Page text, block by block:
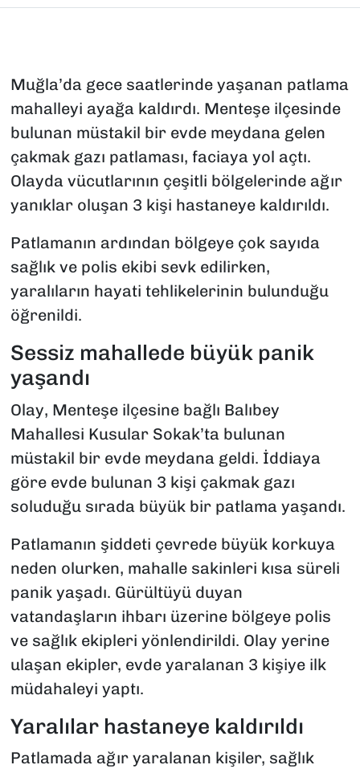
Muğla’da gece saatlerinde yaşanan patlama
mahalleyi ayağa kaldırdı. Menteşe ilçesinde
bulunan müstakil bir evde meydana gelen
çakmak gazı patlaması, faciaya yol açtı.
Olayda vücutlarının çeşitli bölgelerinde ağır
yanıklar oluşan 3 kişi hastaneye kaldırıldı.
Patlamanın ardından bölgeye çok sayıda
sağlık ve polis ekibi sevk edilirken,
yaralıların hayati tehlikelerinin bulunduğu
öğrenildi.
Sessiz mahallede büyük panik
yaşandı
Olay, Menteşe ilçesine bağlı Balıbey
Mahallesi Kusular Sokak’ta bulunan
müstakil bir evde meydana geldi. İddiaya
göre evde bulunan 3 kişi çakmak gazı
soluduğu sırada büyük bir patlama yaşandı.
Patlamanın şiddeti çevrede büyük korkuya
neden olurken, mahalle sakinleri kısa süreli
panik yaşadı. Gürültüyü duyan
vatandaşların ihbarı üzerine bölgeye polis
ve sağlık ekipleri yönlendirildi. Olay yerine
ulaşan ekipler, evde yaralanan 3 kişiye ilk
müdahaleyi yaptı.
Yaralılar hastaneye kaldırıldı
Patlamada ağır yaralanan kişiler, sağlık